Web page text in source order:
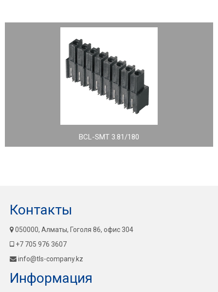
BCL-SMT 3.81/180
Контакты
050000, Алматы, Гоголя 86, офис 304
+7 705 976 3607
info@tls-company.kz
Информация